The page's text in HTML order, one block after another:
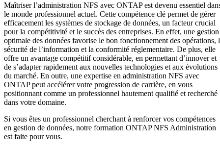
Maîtriser l’administration NFS avec ONTAP est devenu essentiel
le monde professionnel actuel. Cette compétence clé permet de gérer
efficacement les systèmes de stockage de données, un facteur crucial
pour la compétitivité et le succès des entreprises. En effet, une gestion
optimale des données favorise le bon fonctionnement des opérations,
sécurité de l’information et la conformité réglementaire. De plus, elle
offre un avantage compétitif considérable, en permettant d’innover et
de s’adapter rapidement aux nouvelles technologies et aux évolutions
du marché. En outre, une expertise en administration NFS avec
ONTAP peut accélérer votre progression de carrière, en vous
positionnant comme un professionnel hautement qualifié et recherché
dans votre domaine.
Si vous êtes un professionnel cherchant à renforcer vos compétences
en gestion de données, notre formation ONTAP NFS Administration
est faite pour vous.